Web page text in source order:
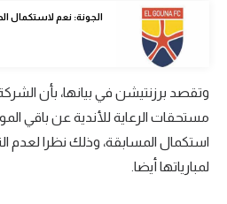
ركن الألعاب
أقسام خاصة
Gamers
تحقيق في الجول
الجونة: نعم لاستكمال
وتقصد برزنتيشن في بيانها، بأن
مستحقات الرعاية للأندية عن باقي
استكمال المسابقة، وذلك نظرا لعدم
لمبارياتها أيضا.